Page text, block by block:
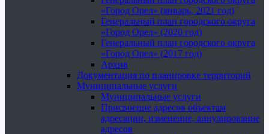
«Город Орел» (январь, 2021 год)
Генеральный план городского округа
«Город Орел» (2020 год)
Генеральный план городского округа
«Город Орел» (2017 год)
Архив
Документация по планировке территорий
Муниципальные услуги
Муниципальные услуги
Присвоение адресов объектам
адресации, изменение, аннулирование
адресов